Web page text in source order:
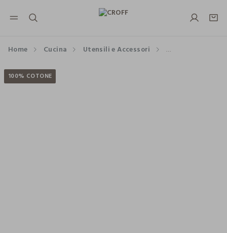
NAVIGATION.ARIA.GOTOMAINCONTENT
100% COTONE
Home Cucina Utensili e Accessori Grembiuli e